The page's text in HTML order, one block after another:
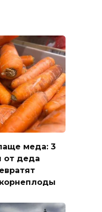
меда: 3
от деда